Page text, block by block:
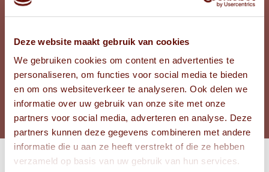
Deze website maakt gebruik van cookies
We gebruiken cookies om content en advertenties te
personaliseren, om functies voor social media te bieden
en om ons websiteverkeer te analyseren. Ook delen we
informatie over uw gebruik van onze site met onze
partners voor social media, adverteren en analyse. Deze
partners kunnen deze gegevens combineren met andere
informatie die u aan ze heeft verstrekt of die ze hebben
verzameld op basis van uw gebruik van hun services.
LEEFTIJD JOHNNY 41
BEKIJK FOTO'S